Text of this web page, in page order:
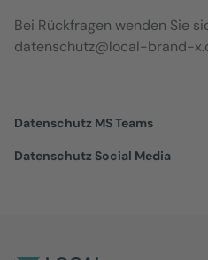
Bei Rückfragen wenden Sie
datenschutz@local-brand-
Datenschutz MS Teams
Datenschutz Social Media